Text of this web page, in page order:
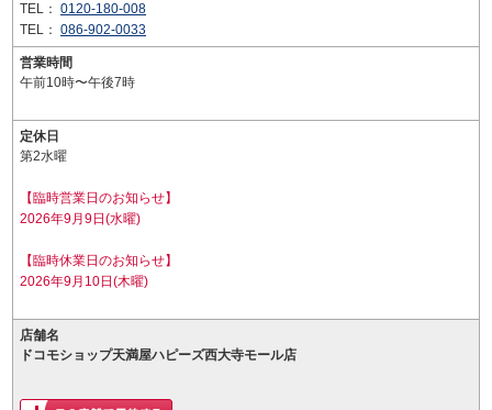
TEL： 0120-180-008
TEL： 086-902-0033
営業時間
午前10時〜午後7時
定休日
第2水曜
【臨時営業日のお知らせ】
2026年9月9日(水曜)
【臨時休業日のお知らせ】
2026年9月10日(木曜)
店舗名
ドコモショップ天満屋ハピーズ西大寺モール店